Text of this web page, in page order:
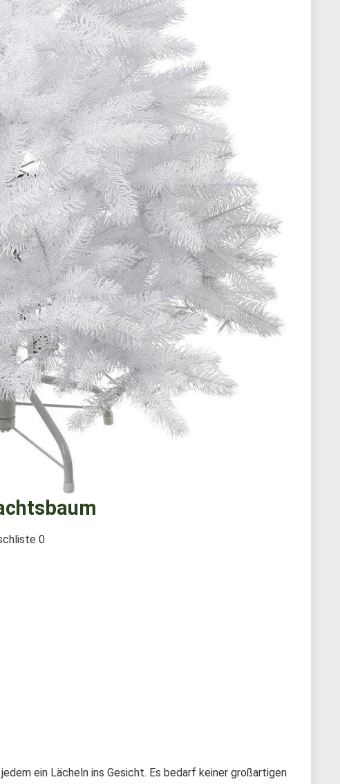
0
ein Lächeln ins Gesicht. Es bedarf keiner großartigen